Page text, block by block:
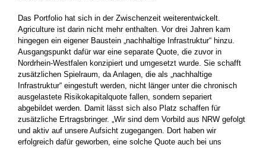
Das Portfolio hat sich in der Zwischenzeit weiterentwickelt.
Agriculture ist darin nicht mehr enthalten. Vor drei Jahren kam
hingegen ein eigener Baustein „nachhaltige Infrastruktur“ hinzu.
Ausgangspunkt dafür war eine separate Quote, die zuvor in
Nordrhein-Westfalen konzipiert und umgesetzt wurde. Sie schafft
zusätzlichen Spielraum, da Anlagen, die als „nachhaltige
Infrastruktur“ eingestuft werden, nicht länger unter die chronisch
ausgelastete Risikokapitalquote fallen, sondern separiert
abgebildet werden. Damit lässt sich also Platz schaffen für
zusätzliche Ertragsbringer. „Wir sind dem Vorbild aus NRW gefolgt
und aktiv auf unsere Aufsicht zugegangen. Dort haben wir
erfolgreich dafür geworben, eine solche Quote auch bei uns